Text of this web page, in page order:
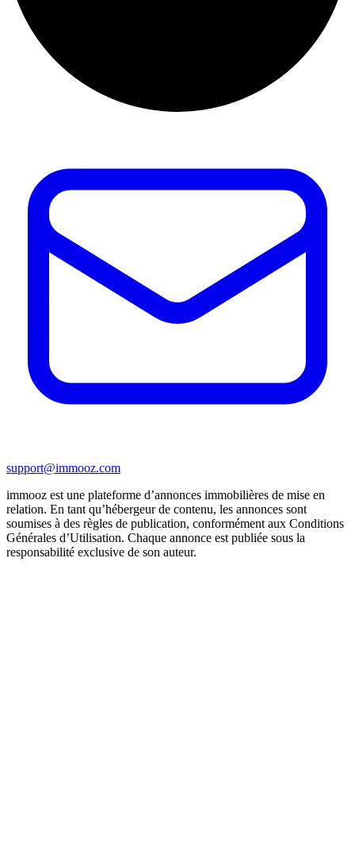
support@immooz.com
immooz est une plateforme d’annonces immobilières de mise en
relation. En tant qu’hébergeur de contenu, les annonces sont
soumises à des règles de publication, conformément aux Conditions
Générales d’Utilisation. Chaque annonce est publiée sous la
responsabilité exclusive de son auteur.